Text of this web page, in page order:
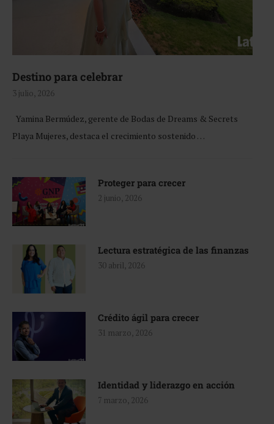
Destino para celebrar
3 julio, 2026
Yamina Bermúdez, gerente de Bodas de Dreams & Secrets
Playa Mujeres, destaca el crecimiento sostenido …
Proteger para crecer
2 junio, 2026
Lectura estratégica de las finanzas
30 abril, 2026
Crédito ágil para crecer
31 marzo, 2026
Identidad y liderazgo en acción
7 marzo, 2026